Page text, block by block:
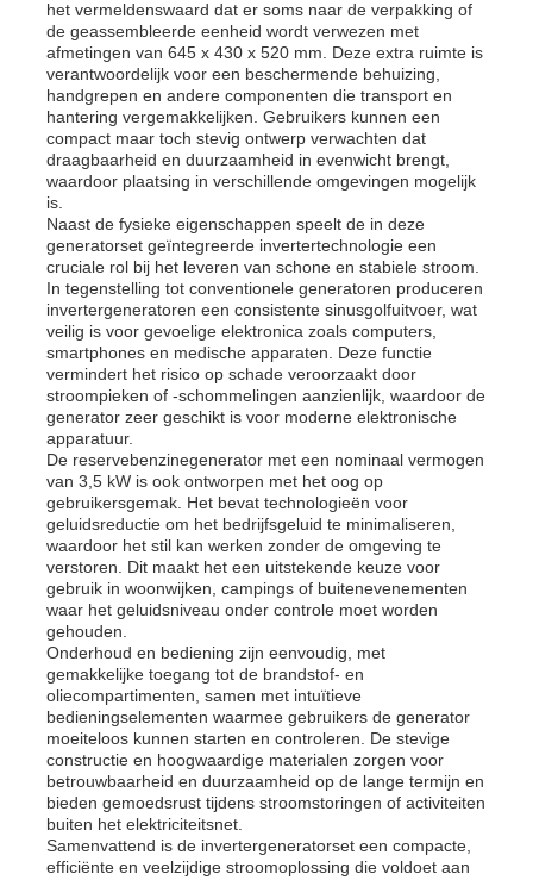
dieselgeneratorset
benzinegeneratoren
Omvormergeneratorset
Draagbare Generator Set
Industriële generatorset
Digitale generatorset
Open Frame Generator
geluiddichte generatorreeks
de generator van het huisgebruik
De Reeks van de luifelgenerator
Geraffineerd met een laag geluid
het vermeldenswaard dat er soms naar de verpakking of
de geassembleerde eenheid wordt verwezen met
afmetingen van 645 x 430 x 520 mm. Deze extra ruimte is
verantwoordelijk voor een beschermende behuizing,
handgrepen en andere componenten die transport en
hantering vergemakkelijken. Gebruikers kunnen een
compact maar toch stevig ontwerp verwachten dat
draagbaarheid en duurzaamheid in evenwicht brengt,
waardoor plaatsing in verschillende omgevingen mogelijk
is.
Naast de fysieke eigenschappen speelt de in deze
generatorset geïntegreerde invertertechnologie een
cruciale rol bij het leveren van schone en stabiele stroom.
In tegenstelling tot conventionele generatoren produceren
invertergeneratoren een consistente sinusgolfuitvoer, wat
veilig is voor gevoelige elektronica zoals computers,
smartphones en medische apparaten. Deze functie
vermindert het risico op schade veroorzaakt door
stroompieken of -schommelingen aanzienlijk, waardoor de
generator zeer geschikt is voor moderne elektronische
apparatuur.
De reservebenzinegenerator met een nominaal vermogen
van 3,5 kW is ook ontworpen met het oog op
gebruikersgemak. Het bevat technologieën voor
geluidsreductie om het bedrijfsgeluid te minimaliseren,
waardoor het stil kan werken zonder de omgeving te
verstoren. Dit maakt het een uitstekende keuze voor
gebruik in woonwijken, campings of buitenevenementen
waar het geluidsniveau onder controle moet worden
gehouden.
Onderhoud en bediening zijn eenvoudig, met
gemakkelijke toegang tot de brandstof- en
oliecompartimenten, samen met intuïtieve
bedieningselementen waarmee gebruikers de generator
moeiteloos kunnen starten en controleren. De stevige
constructie en hoogwaardige materialen zorgen voor
betrouwbaarheid en duurzaamheid op de lange termijn en
bieden gemoedsrust tijdens stroomstoringen of activiteiten
buiten het elektriciteitsnet.
Samenvattend is de invertergeneratorset een compacte,
efficiënte en veelzijdige stroomoplossing die voldoet aan